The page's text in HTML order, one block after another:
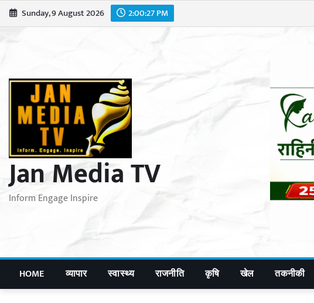
Skip
to
Sunday, 9 August 2026 2:00:28 PM
Jan Media TV
Inform Engage Inspire
HOME व्यापार स्वास्थ्य राजनीति कृषि खेल तकनीकी